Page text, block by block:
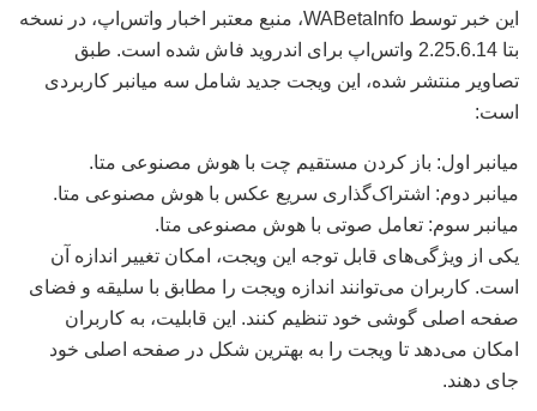
این خبر توسط WABetaInfo، منبع معتبر اخبار واتس‌اپ، در نسخه
بتا 2.25.6.14 واتس‌اپ برای اندروید فاش شده است. طبق
تصاویر منتشر شده، این ویجت جدید شامل سه میانبر کاربردی
است:
میانبر اول: باز کردن مستقیم چت با هوش مصنوعی متا.
میانبر دوم: اشتراک‌گذاری سریع عکس با هوش مصنوعی متا.
میانبر سوم: تعامل صوتی با هوش مصنوعی متا.
یکی از ویژگی‌های قابل توجه این ویجت، امکان تغییر اندازه آن
است. کاربران می‌توانند اندازه ویجت را مطابق با سلیقه و فضای
صفحه اصلی گوشی خود تنظیم کنند. این قابلیت، به کاربران
امکان می‌دهد تا ویجت را به بهترین شکل در صفحه اصلی خود
جای دهند.